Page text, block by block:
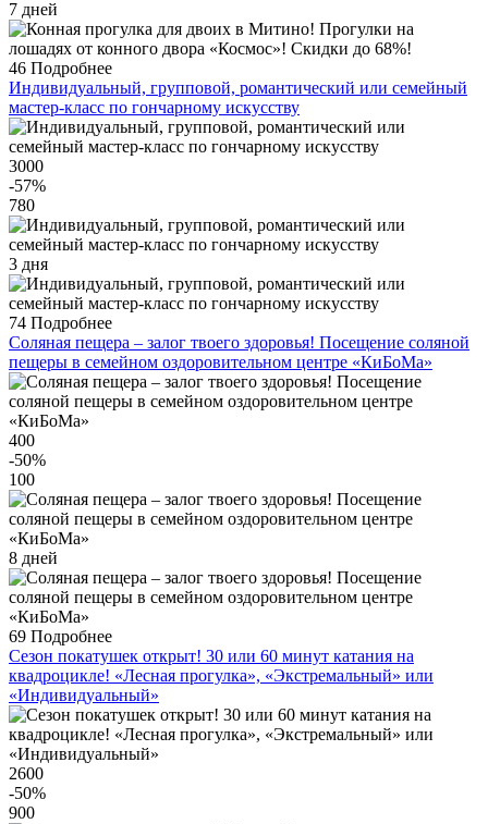
7 дней
46 Подробнее
Индивидуальный, групповой, романтический или семейный
мастер-класс по гончарному искусству
3000
-57%
780
3 дня
74 Подробнее
Соляная пещера – залог твоего здоровья! Посещение соляной
пещеры в семейном оздоровительном центре «КиБоМа»
400
-50%
100
8 дней
69 Подробнее
Сезон покатушек открыт! 30 или 60 минут катания на
квадроцикле! «Лесная прогулка», «Экстремальный» или
«Индивидуальный»
2600
-50%
900